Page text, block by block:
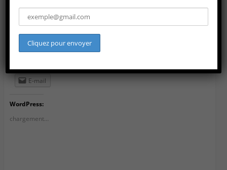
Partager :
E-mail
WordPress:
chargement…